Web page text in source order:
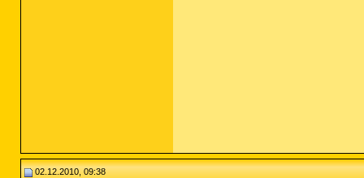
02.12.2010, 09:38